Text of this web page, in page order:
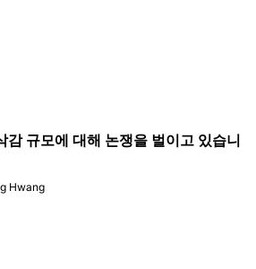
감 규모에 대해 논쟁을 벌이고 있습니
Hwang